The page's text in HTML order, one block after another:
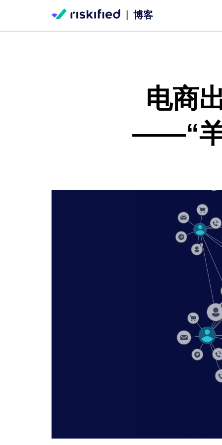
博客
电商
——“羊